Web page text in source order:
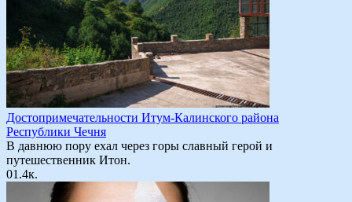
Достопримечательности Итум-Калинского района
Республики Чечня
В давнюю пору ехал через горы славный герой и
путешественник Итон.
01.4к.